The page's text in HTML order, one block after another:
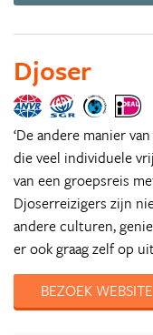
Djoser
‘De andere manier
die veel individuele
van een groepsreis
Djoserreizigers zijn
andere culturen,
er ook graag zelf op
BEZOEK WEBSITE